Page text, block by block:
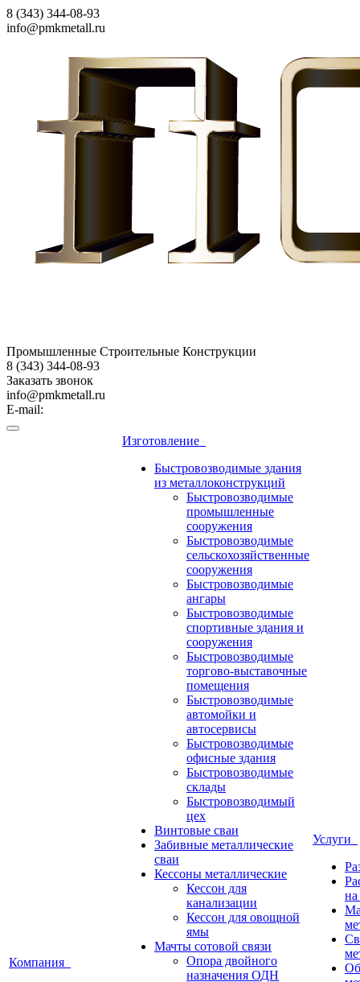
8 (343) 344-08-93
info@pmkmetall.ru
Промышленные Строительные Конструкции
8 (343) 344-08-93
Заказать звонок
info@pmkmetall.ru
E-mail:
Компания
Изготовление
Быстровозводимые здания
из металлоконструкций
Быстровозводимые
промышленные
сооружения
Быстровозводимые
сельскохозяйственные
сооружения
Быстровозводимые
ангары
Быстровозводимые
спортивные здания и
сооружения
Быстровозводимые
торгово-выставочные
помещения
Быстровозводимые
автомойки и
автосервисы
Быстровозводимые
офисные здания
Быстровозводимые
склады
Быстровозводимый
цех
Винтовые сваи
Забивные металлические
сваи
Кессоны металлические
Кессон для
канализации
Кессон для овощной
ямы
Мачты сотовой связи
Опора двойного
назначения ОДН
Услуги